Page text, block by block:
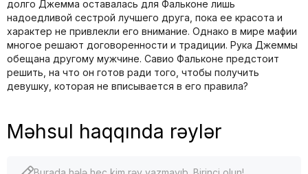
долго Джемма оставалась для Фальконе лишь
надоедливой сестрой лучшего друга, пока ее красота и
характер не привлекли его внимание. Однако в мире мафии
многое решают договоренности и традиции. Рука Джеммы
обещана другому мужчине. Савио Фальконе предстоит
решить, на что он готов ради того, чтобы получить
девушку, которая не вписывается в его правила?
Məhsul haqqında rəylər